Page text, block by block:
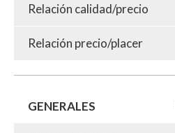
Relación calidad/precio
Relación precio/placer
GENERALES